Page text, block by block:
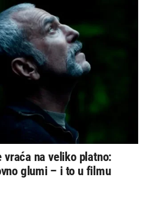
vraća na veliko platno:
glumi – i to u filmu